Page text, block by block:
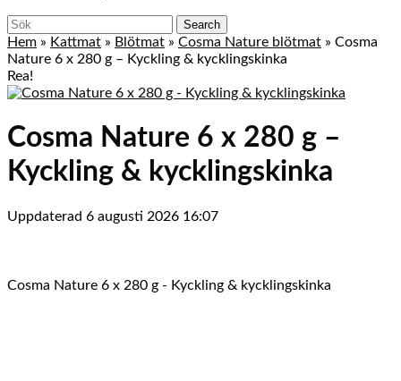
Close
Menu
Search
for:
Hem » Kattmat » Blötmat » Cosma Nature blötmat » Cosma
Nature 6 x 280 g – Kyckling & kycklingskinka
Rea!
Cosma Nature 6 x 280 g –
Kyckling & kycklingskinka
Uppdaterad 6 augusti 2026 16:07
Cosma Nature 6 x 280 g - Kyckling & kycklingskinka